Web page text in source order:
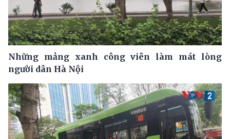
Những mảng xanh công viên làm mát lòng
người dân Hà Nội